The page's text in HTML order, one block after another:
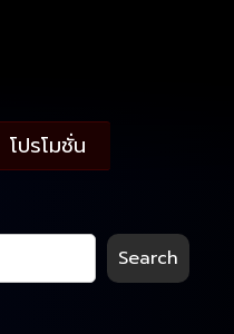
โปรโมชั่น
Search